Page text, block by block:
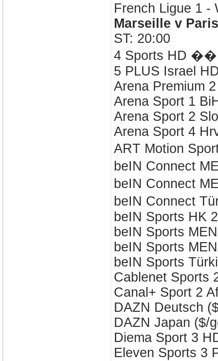
French Ligue 1 -
Marseille v
ST: 20:00
4 Sports HD ��
5 PLUS Israel
Arena Premium
Arena Sport 1
Arena Sport 2
Arena Sport 4
ART Motion
beIN Connect
beIN Connect
beIN Connect
beIN Sports HK
beIN Sports
beIN Sports
beIN Sports
Cablenet Sports
Canal+ Sport 2
DAZN Deutsch
DAZN Japan ($/
Diema Sport 3
Eleven Sports 3